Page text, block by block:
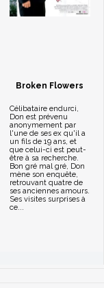
Broken Flowers
Célibataire endurci,
Don est prévenu
anonymement par
l'une de ses ex qu'il a
un fils de 19 ans, et
que celui-ci est peut-
être à sa recherche.
Bon gré mal gré, Don
mène son enquête,
retrouvant quatre de
ses anciennes amours.
Ses visites surprises à
ce...